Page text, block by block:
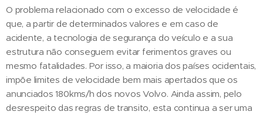
O problema relacionado com o excesso de velocidade é
que, a partir de determinados valores e em caso de
acidente, a tecnologia de segurança do veículo e a sua
estrutura não conseguem evitar ferimentos graves ou
mesmo fatalidades. Por isso, a maioria dos países ocidentais,
impõe limites de velocidade bem mais apertados que os
anunciados 180kms/h dos novos Volvo. Ainda assim, pelo
desrespeito das regras de transito, esta continua a ser uma